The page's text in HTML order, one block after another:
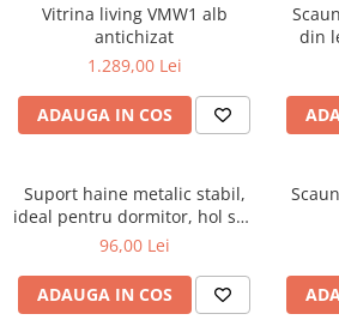
Vitrina living VMW1 alb
antichizat
1.289,00 Lei
ADAUGA IN COS
din
Suport haine metalic stabil,
ideal pentru dormitor, hol sau
dressing
96,00 Lei
ADAUGA IN COS